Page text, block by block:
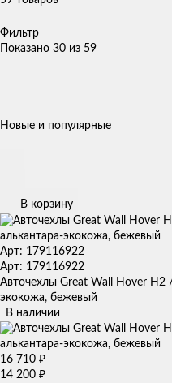
Фильтр
Показано 30 из 59
Новые и популярные
В корзину
Арт: 179116922
Арт: 179116922
Авточехлы Great Wall Hover
экокожа, бежевый
В наличии
16 710 ₽
14 200 ₽